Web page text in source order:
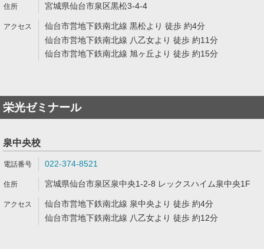
宮城県仙台市泉区黒松3-4-4
仙台市営地下鉄南北線 黒松より 徒歩 約4分
仙台市営地下鉄南北線 八乙女より 徒歩 約11分
仙台市営地下鉄南北線 旭ヶ丘より 徒歩 約15分
栄光ゼミナール
泉中央校
022-374-8521
宮城県仙台市泉区泉中央1-2-8 レックスハイム泉中央1F
仙台市営地下鉄南北線 泉中央より 徒歩 約4分
仙台市営地下鉄南北線 八乙女より 徒歩 約12分